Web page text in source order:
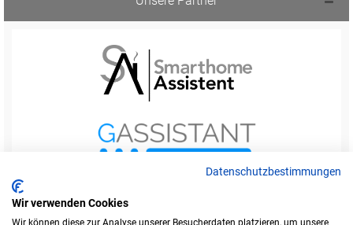
Datenschutzbestimmungen
Wir verwenden Cookies
Wir können diese zur Analyse unserer Besucherdaten platzieren, um unsere